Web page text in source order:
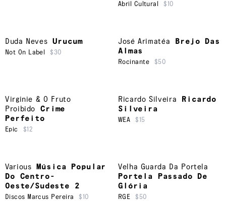
Abril Cultural $10
Duda Neves Urucum
Not On Label $30
José Arimatéa
Brejo Das
Almas
Rocinante $50
Virginie & O Fruto
Proibido
Crime
Perfeito
Epic $12
Ricardo Silveira
Ricardo
Silveira
WEA $15
Various
Música Popular
Do Centro-
Oeste/Sudeste 2
Discos Marcus Pereira $10
Velha Guarda Da Portela
Portela Passado De
Glória
RGE $50